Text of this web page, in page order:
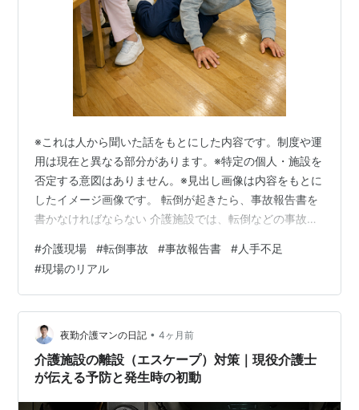
※これは人から聞いた話をもとにした内容です。制度や運
用は現在と異なる部分があります。※特定の個人・施設を
否定する意図はありません。※見出し画像は内容をもとに
したイメージ画像です。 転倒が起きたら、事故報告書を
書かなければならない 介護施設では、転倒などの事故が
類、内容、発生時の状況、怪我のレベル、今後の対策。
それらをまとめて、上長や家族に報告する。基本的に
は、最初に発見した人間が報告書を作成することにな
る。 これ自体は当然のことやし、再発防止のためにも必
要な仕組みや。でもその「書く作業」が、思わぬ隙を生
んでしまうことがある。 報告書を書きなが…
#介護現場 #転倒事故 #事故報告書 #人手不足
#現場のリアル
夜勤介護マンの日記 • 4ヶ月前
介護施設の離設（エスケープ）対策｜現役介護士
が伝える予防と発生時の初動